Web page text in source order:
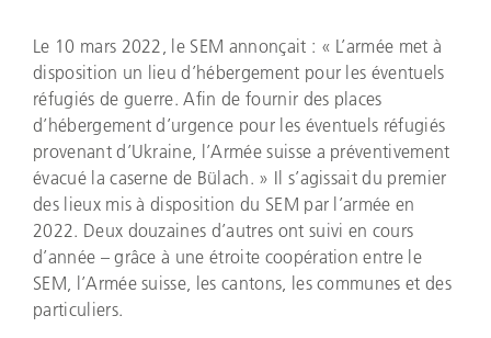
Le 10 mars 2022, le SEM annonçait : « L’armée met à
disposition un lieu d’hébergement pour les éventuels
réfugiés de guerre. Afin de fournir des places
d’hébergement d’urgence pour les éventuels réfugiés
provenant d’Ukraine, l’Armée suisse a préventivement
évacué la caserne de Bülach. » Il s’agissait du premier
des lieux mis à disposition du SEM par l’armée en
2022. Deux douzaines d’autres ont suivi en cours
d’année – grâce à une étroite coopération entre le
SEM, l’Armée suisse, les cantons, les communes et des
particuliers.